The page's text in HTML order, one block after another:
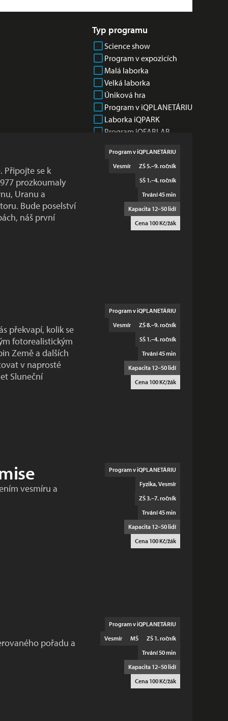
Typ programu
Science show
Program v expozicích
Malá laborka
Velká laborka
Úniková hra
Program v iQPLANETÁRIU
Laborka iQPARK
Program iQFABLAB
Připojte se k
prozkoumaly
Uranu a
Bude poselství
náš první
Program v iQPLANETÁRIU
Vesmír
ZŠ 5.–9. ročník
SŠ 1.–4. ročník
Trvání 45 min
Kapacita 12–50 lidí
Cena 100 Kč/žák
překvapí, kolik se
fotorealistickým
Země a dalších
v naprosté
Sluneční
Program v iQPLANETÁRIU
Vesmír
ZŠ 8.–9. ročník
SŠ 1.–4. ročník
Trvání 45 min
Kapacita 12–50 lidí
Cena 100 Kč/žák
vesmíru a
Program v iQPLANETÁRIU
Fyzika, Vesmír
ZŠ 3.–7. ročník
Trvání 45 min
Kapacita 12–50 lidí
Cena 100 Kč/žák
pořadu a
Program v iQPLANETÁRIU
Vesmír
MŠ
ZŠ 1. ročník
Trvání 50 min
Kapacita 12–50 lidí
Cena 100 Kč/žák